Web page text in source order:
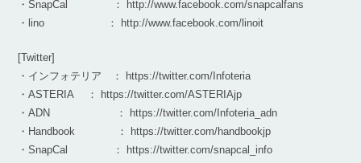
・SnapCal ： http://www.facebook.com/snapcalfans
・lino ： http://www.facebook.com/linoit
[Twitter]
・インフォテリア ： https://twitter.com/Infoteria
・ASTERIA ： https://twitter.com/ASTERIAjp
・ADN ： https://twitter.com/Infoteria_adn
・Handbook ： https://twitter.com/handbookjp
・SnapCal ： https://twitter.com/snapcal_info